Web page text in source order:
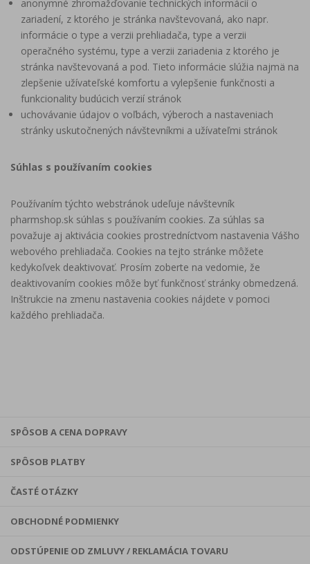
anonymné zhromažďovanie technických informácií o
zariadení, z ktorého je stránka navštevovaná, ako napr.
informácie o type a verzii prehliadača, type a verzii
operačného systému, type a verzii zariadenia z ktorého je
stránka navštevovaná a pod. Tieto informácie slúžia najmä na
zlepšenie užívateľské komfortu a vylepšenie funkčnosti a
funkcionality budúcich verzií stránok
uchovávanie údajov o voľbách, výberoch a nastaveniach
stránky uskutočnených návštevníkmi a užívateľmi stránok
Súhlas s používaním cookies
Používaním týchto webstránok udeľuje návštevník
pharmshop.sk súhlas s používaním cookies. Za súhlas sa
považuje aj aktivácia cookies prostredníctvom nastavenia Vášho
webového prehliadača. Cookies na tejto stránke môžete
kedykoľvek deaktivovať. Prosím zoberte na vedomie, že
deaktivovaním cookies môže byť funkčnosť stránky obmedzená.
Inštrukcie na zmenu nastavenia cookies nájdete v pomoci
každého prehliadača.
SPÔSOB A CENA DOPRAVY
SPÔSOB PLATBY
ČASTÉ OTÁZKY
OBCHODNÉ PODMIENKY
ODSTÚPENIE OD ZMLUVY / REKLAMÁCIA TOVARU